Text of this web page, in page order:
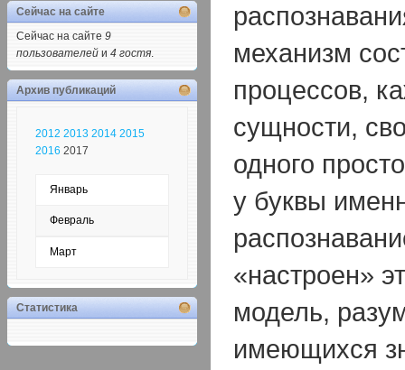
механизм
процессов,
сущности,
одного
у буквы
«настроен»
модель,
имеющихся
Сейчас на сайте
Сейчас на сайте 9
пользователей и 4 гостя.
Архив публикаций
2012 2013 2014 2015
2016 2017
Январь
Февраль
Март
Статистика